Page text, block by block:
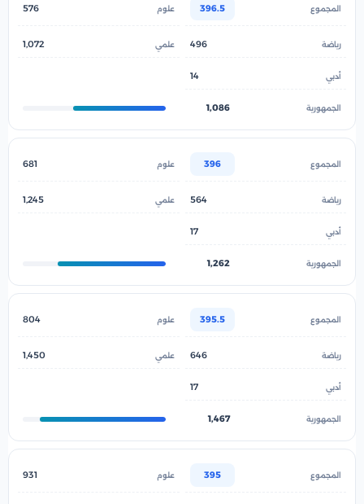
396.5
576
496
1,072
14
1,086
396
681
564
1,245
17
1,262
395.5
804
646
1,450
17
1,467
395
931